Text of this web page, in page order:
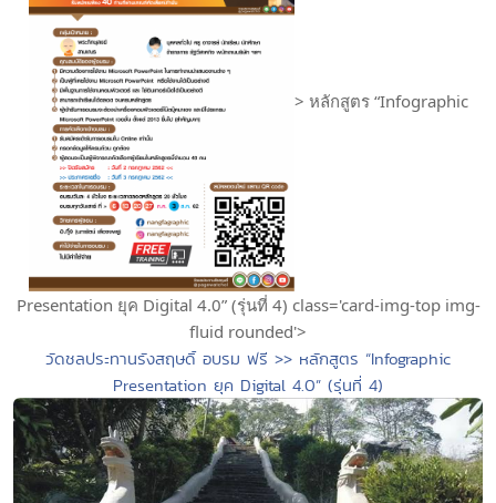
> หลักสูตร “Infographic
Presentation ยุค Digital 4.0” (รุ่นที่ 4) class='card-img-top img-
fluid rounded'>
วัดชลประทานรังสฤษดิ์ อบรม ฟรี >> หลักสูตร “Infographic
Presentation ยุค Digital 4.0” (รุ่นที่ 4)